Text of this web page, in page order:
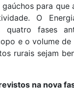
para
O
quatro fases
e o volume
rurais sejam
na nova